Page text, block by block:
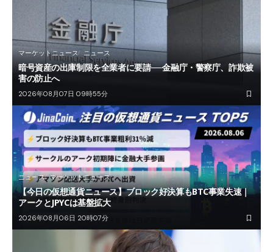
マーケットニュース ニュース
暗号資産の出庫制限を全業者に要請──金融庁・警察庁、詐欺被
害の防止へ
2026年08月07日 09時55分
ニュース マーケットニュース
【今日の仮想通貨ニュース】ブロック好決算もBTC事業失速｜
アークとJPYCは基盤拡大
2026年08月06日 20時07分